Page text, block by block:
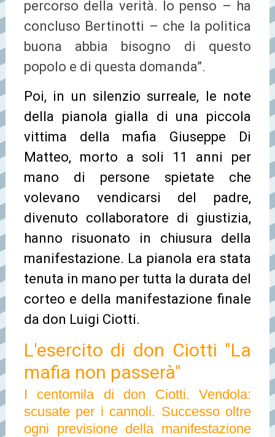
percorso della verità. Io penso – ha
concluso Bertinotti – che la politica
buona abbia bisogno di questo
popolo e di questa domanda”.
Poi, in un silenzio surreale, le note
della pianola gialla di una piccola
vittima della mafia Giuseppe Di
Matteo, morto a soli 11 anni per
mano di persone spietate che
volevano vendicarsi del padre,
divenuto collaboratore di giustizia,
hanno risuonato in chiusura della
manifestazione. La pianola era stata
tenuta in mano per tutta la durata del
corteo e della manifestazione finale
da don Luigi Ciotti.
L'esercito di don Ciotti "La
mafia non passerà"
I centomila di don Ciotti. Vendola:
scusate per i cannoli. Successo oltre
ogni previsione della manifestazione